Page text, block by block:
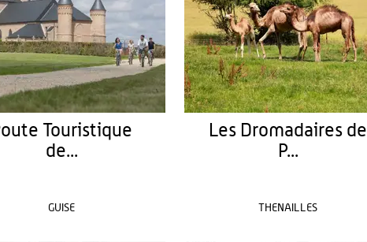
Touristique
de...
GUISE
Les Dromadaires de
P...
THENAILLES